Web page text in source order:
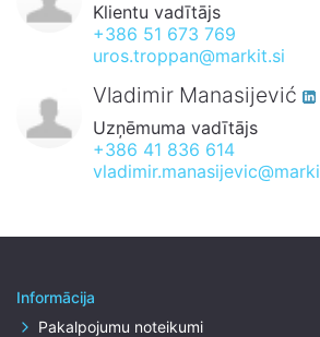
Klientu vadītājs
+386 51 673 769
uros.troppan@markit.si
Vladimir Manasijević
Uzņēmuma vadītājs
+386 41 836 614
Informācija
Pakalpojumu noteikumi